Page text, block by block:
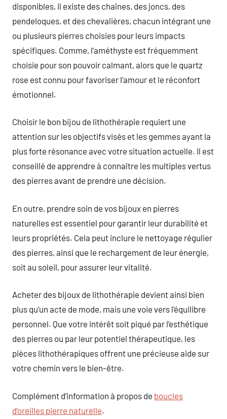
disponibles, il existe des chaînes, des joncs, des
pendeloques, et des chevalières, chacun intégrant une
ou plusieurs pierres choisies pour leurs impacts
spécifiques. Comme, l’améthyste est fréquemment
choisie pour son pouvoir calmant, alors que le quartz
rose est connu pour favoriser l’amour et le réconfort
émotionnel.
Choisir le bon bijou de lithothérapie requiert une
attention sur les objectifs visés et les gemmes ayant la
plus forte résonance avec votre situation actuelle. Il est
conseillé de apprendre à connaître les multiples vertus
des pierres avant de prendre une décision.
En outre, prendre soin de vos bijoux en pierres
naturelles est essentiel pour garantir leur durabilité et
leurs propriétés. Cela peut inclure le nettoyage régulier
des pierres, ainsi que le rechargement de leur énergie,
soit au soleil, pour assurer leur vitalité.
Acheter des bijoux de lithothérapie devient ainsi bien
plus qu’un acte de mode, mais une voie vers l’équilibre
personnel. Que votre intérêt soit piqué par l’esthétique
des pierres ou par leur potentiel thérapeutique, les
pièces lithothérapiques offrent une précieuse aide sur
votre chemin vers le bien-être.
Complément d’information à propos de boucles
d’oreilles pierre naturelle.